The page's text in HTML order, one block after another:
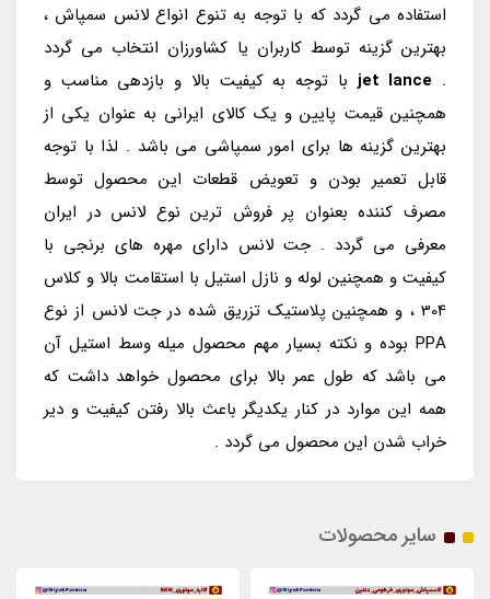
استفاده می گردد که با توجه به تنوع انواع لانس سمپاش ،
بهترین گزینه توسط کاربران یا کشاورزان انتخاب می گردد
.
با توجه به کیفیت بالا و بازدهی مناسب و
همچنین قیمت پایین و یک کالای ایرانی به عنوان یکی از
بهترین گزینه ها برای امور سمپاشی می باشد . لذا با توجه
قابل تعمیر بودن و تعویض قطعات این محصول توسط
مصرف کننده بعنوان پر فروش ترین نوع لانس در ایران
معرفی می گردد . جت لانس دارای مهره های برنجی با
کیفیت و همچنین لوله و نازل استیل با استقامت بالا و کلاس
304 ، و همچنین پلاستیک تزریق شده در جت لانس از نوع
PPA بوده و نکته بسیار مهم محصول میله وسط استیل آن
می باشد که طول عمر بالا برای محصول خواهد داشت که
همه این موارد در کنار یکدیگر باعث بالا رفتن کیفیت و دیر
خراب شدن این محصول می گردد .
سایر محصولات